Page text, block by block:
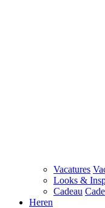
Vacatures
Looks &
Cadeau
Heren